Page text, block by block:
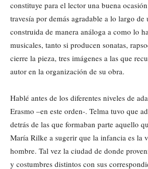
constituye para el lector una buena
travesía por demás agradable a lo largo de
construida de manera análoga a como lo
musicales, tanto si producen sonatas,
cierre la pieza, tres imágenes a las que
autor en la organización de su obra.
Hablé antes de los diferentes niveles de
Erasmo –en este orden-. Telma tuvo que
detrás de las que formaban parte aquello
María Rilke a sugerir que la infancia es la
hombre. Tal vez la ciudad de donde
y costumbres distintos con sus